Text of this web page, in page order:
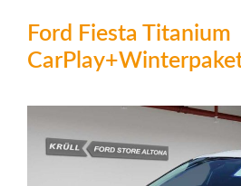
Ford Fiesta Titanium